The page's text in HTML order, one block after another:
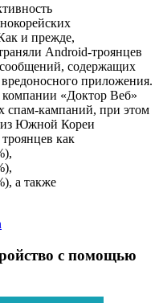
и прежде,
Android-троянцев
содержащих
приложения.
«Доктор Веб»
спам-кампаний, при этом
из Южной Кореи
как
а также
с помощью